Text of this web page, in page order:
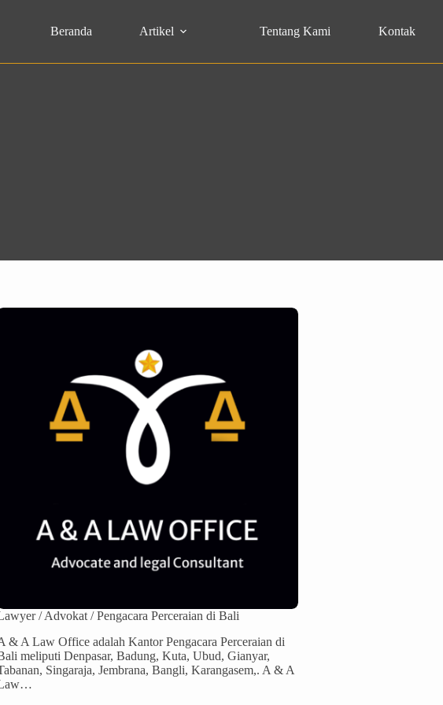
Beranda Artikel Tentang Kami Kontak
/ Advokat / Pengacara Perceraian di Bali
& A Law Office adalah Kantor Pengacara Perceraian di
meliputi Denpasar, Badung, Kuta, Ubud, Gianyar,
Singaraja, Jembrana, Bangli, Karangasem,. A & A